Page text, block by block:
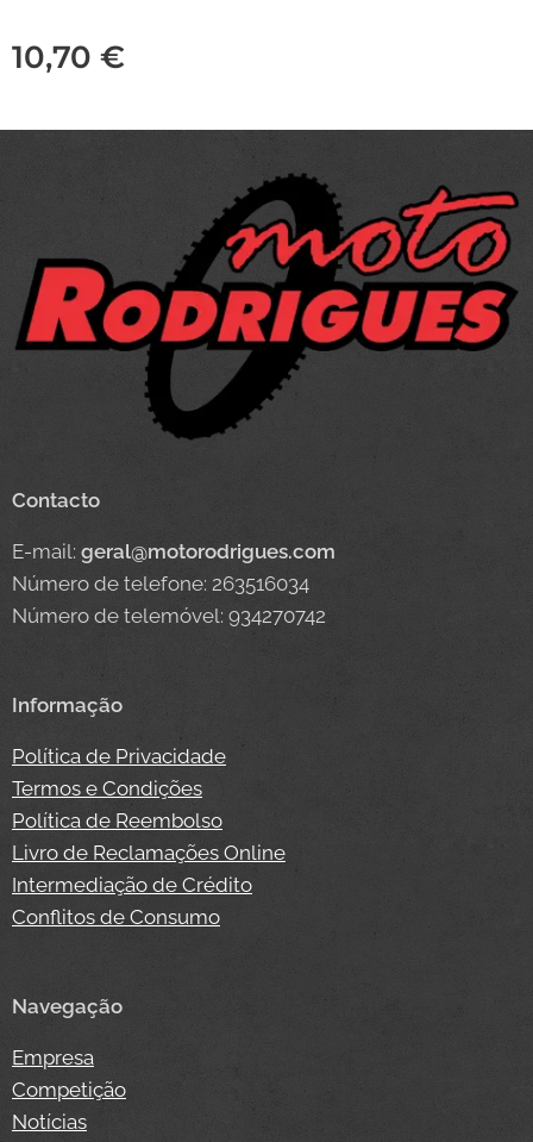
10,70 €
Contacto
E-mail: geral@motorodrigues.com
Número de telefone: 263516034
Número de telemóvel: 934270742
Informação
Política de Privacidade
Termos e Condições
Política de Reembolso
Livro de Reclamações Online
Intermediação de Crédito
Conflitos de Consumo
Navegação
Empresa
Competição
Notícias